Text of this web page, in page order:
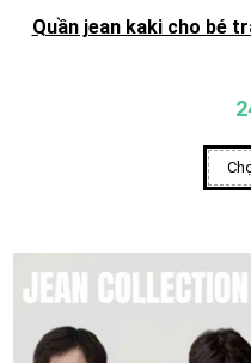
Quần jean kaki cho bé